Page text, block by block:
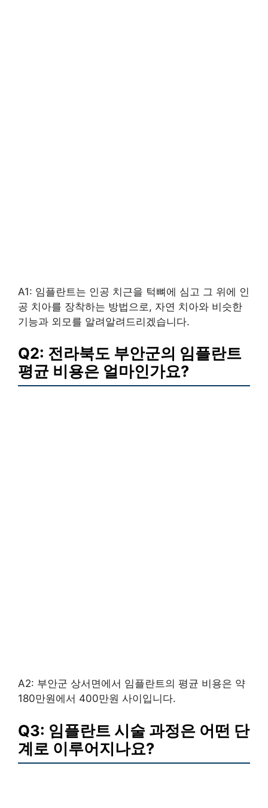
A1: 임플란트는 인공 치근을 턱뼈에 심고 그 위에 인
공 치아를 장착하는 방법으로, 자연 치아와 비슷한
기능과 외모를 알려알려드리겠습니다.
Q2: 전라북도 부안군의 임플란트
평균 비용은 얼마인가요?
A2: 부안군 상서면에서 임플란트의 평균 비용은 약
180만원에서 400만원 사이입니다.
Q3: 임플란트 시술 과정은 어떤 단
계로 이루어지나요?